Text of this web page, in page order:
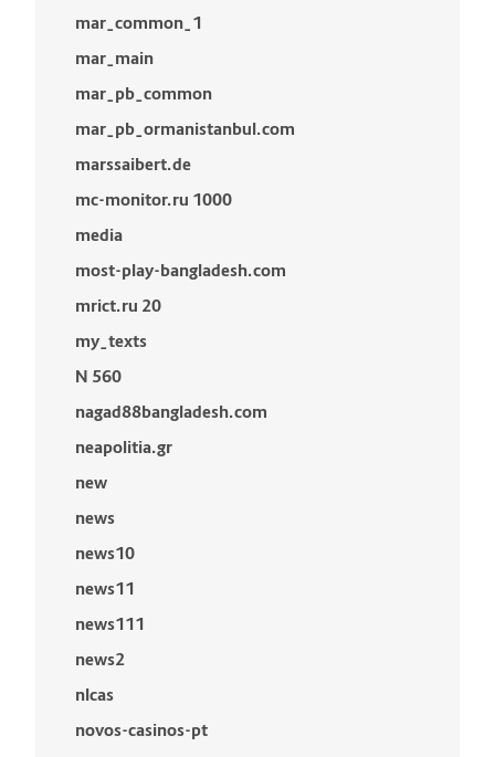
mar_common_1
mar_main
mar_pb_common
mar_pb_ormanistanbul.com
marssaibert.de
mc-monitor.ru 1000
media
most-play-bangladesh.com
mrict.ru 20
my_texts
N 560
nagad88bangladesh.com
neapolitia.gr
new
news
news10
news11
news111
news2
nlcas
novos-casinos-pt